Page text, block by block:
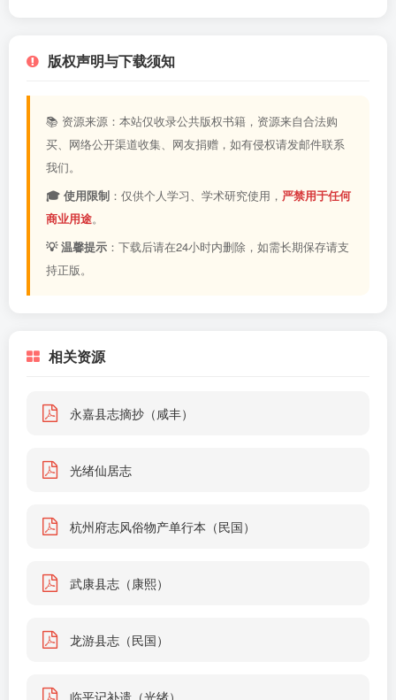
版权声明与下载须知
📚 资源来源：本站仅收录公共版权书籍，资源来自合法购
买、网络公开渠道收集、网友捐赠，如有侵权请发邮件联系
我们。
🎓 使用限制 ：仅供个人学习、学术研究使用， 严禁用于任何
商业用途。
💡 温馨提示 ：下载后请在24小时内删除，如需长期保存请支
持正版。
相关资源
永嘉县志摘抄（咸丰）
光绪仙居志
杭州府志风俗物产单行本（民国）
武康县志（康熙）
龙游县志（民国）
临平记补遗（光绪）